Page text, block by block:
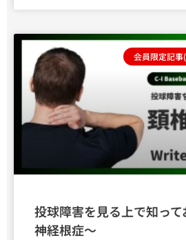
会員限定記
投球障害を見る上で知っ
神経根症〜